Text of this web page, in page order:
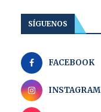
SÍGUENOS
FACEBOOK
INSTAGRAM